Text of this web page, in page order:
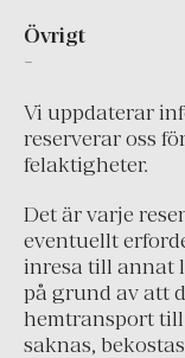
Grekland
Island
Italien
Montenegro
Portugal
Schweiz
Övrigt
-
Vi uppdaterar
reserverar oss
felaktigheter.
Det är varje
eventuellt
inresa till annat
på grund av att
hemtransport till
saknas,